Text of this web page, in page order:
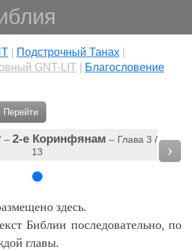
| Подстрочный Танах|
GNT-LIT|
Благословение
Перейти
– 2-е Коринфянам – Глава 3 /
13
›
здесь.
Библии последовательно, по
главы.